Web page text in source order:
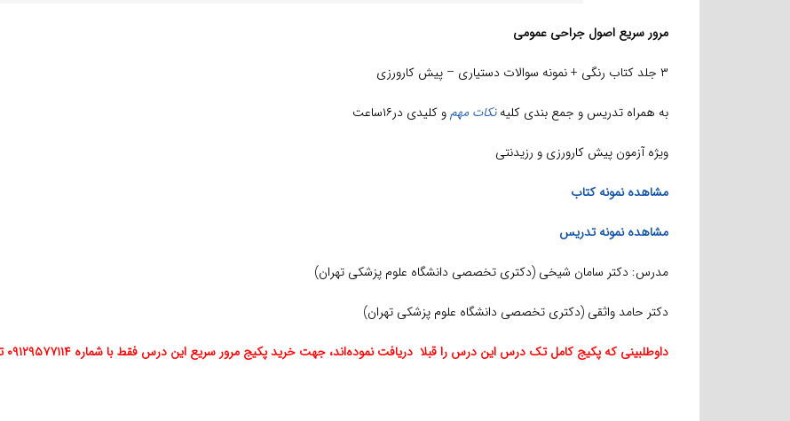
مرور سریع اصول جراحی عمومی
۳ جلد کتاب رنگی + نمونه سوالات دستیاری – پیش کارورزی
به همراه تدریس و جمع بندی کلیهنکات مهمو کلیدی در۱۶ساعت
ویژه آزمون پیش کارورزی و رزیدنتی
مشاهده نمونه کتاب
مشاهده نمونه تدریس
مدرس: دکتر سامان شیخی (دکتری تخصصی دانشگاه علوم پزشکی تهران)
دکتر حامد واثقی (دکتری تخصصی دانشگاه علوم پزشکی تهران)
داوطلبینی که پکیج کامل تک درس این درس را قبلا دریافت نموده‌اند، جهت خرید پکیج مرور سریع این درس فقط با شماره ۰۹۱۲۹۵۷۷۱۱۴ تماس حاصل فرمایند.